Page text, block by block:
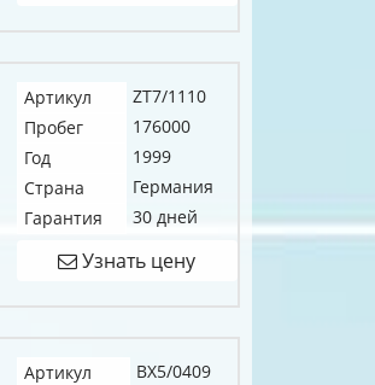
Артикул
ZT7/1110
Пробег
176000
Год
1999
Страна
Германия
Гарантия
30 дней
Узнать цену
Артикул
BX5/0409